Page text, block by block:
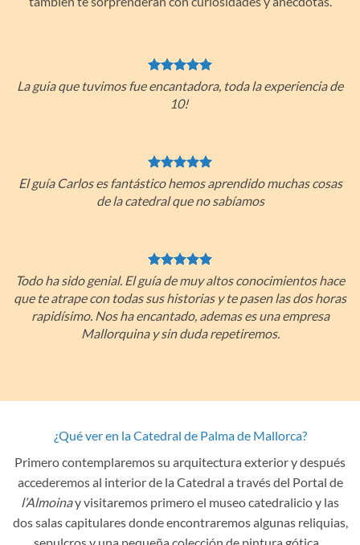
La guia que tuvimos fue encantadora, toda la experiencia de
10!
El guía Carlos es fantástico hemos aprendido muchas cosas
de la catedral que no sabíamos
Todo ha sido genial. El guía de muy altos conocimientos hace
que te atrape con todas sus historias y te pasen las dos horas
rapidísimo. Nos ha encantado, ademas es una empresa
Mallorquina y sin duda repetiremos.
¿Qué ver en la Catedral de Palma de Mallorca?
Primero contemplaremos su arquitectura exterior y después
accederemos al interior de la Catedral a través del Portal de
l’Almoinay visitaremos primero el museo catedralicio y las
dos salas capitulares donde encontraremos algunas reliquias,